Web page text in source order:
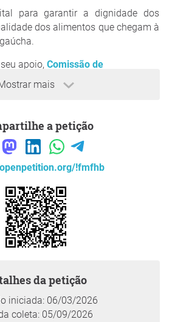
mais
para garantir a dignidade dos
dos alimentos que chegam à
apoio, Comissão de
da Ceasa-RS
a petição
openpetition.org/!fmfhb
da petição
iniciada: 06/03/2026
coleta: 05/09/2026